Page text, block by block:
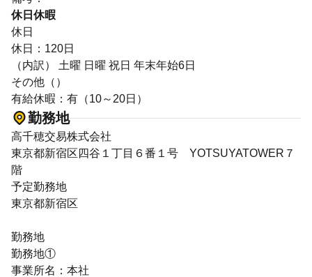
休日休暇
休日
休日：120日
（内訳） 土曜 日曜 祝日 年末年始6日
その他（）
有給休暇：有（10～20日）
勤務地
高千穂交易株式会社
東京都新宿区四谷１丁目６番１号 YOTSUYATOWER７
階
予定勤務地
東京都新宿区
勤務地
勤務地①
事業所名：本社